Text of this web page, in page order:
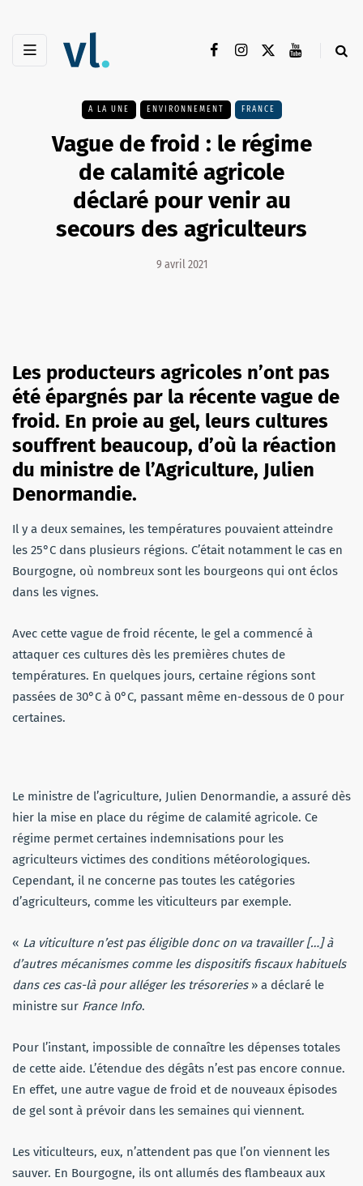
A LA UNE ENVIRONNEMENT FRANCE
Vague de froid : le régime
de calamité agricole
déclaré pour venir au
secours des agriculteurs
9 avril 2021
Les producteurs agricoles n’ont pas
été épargnés par la récente vague de
froid. En proie au gel, leurs cultures
souffrent beaucoup, d’où la réaction
du ministre de l’Agriculture, Julien
Denormandie.
Il y a deux semaines, les températures pouvaient atteindre
les 25°C dans plusieurs régions. C’était notamment le cas en
Bourgogne, où nombreux sont les bourgeons qui ont éclos
dans les vignes.
Avec cette vague de froid récente, le gel a commencé à
attaquer ces cultures dès les premières chutes de
températures. En quelques jours, certaine régions sont
passées de 30°C à 0°C, passant même en-dessous de 0 pour
certaines.
Le ministre de l’agriculture, Julien Denormandie, a assuré dès
hier la mise en place du régime de calamité agricole. Ce
régime permet certaines indemnisations pour les
agriculteurs victimes des conditions météorologiques.
Cependant, il ne concerne pas toutes les catégories
d’agriculteurs, comme les viticulteurs par exemple.
« La viticulture n’est pas éligible donc on va travailler[…]à
d’autres mécanismes comme les dispositifs fiscaux habituels
dans ces cas-là pour alléger les trésoreries» a déclaré le
ministre sur France Info.
Pour l’instant, impossible de connaître les dépenses totales
de cette aide. L’étendue des dégâts n’est pas encore connue.
En effet, une autre vague de froid et de nouveaux épisodes
de gel sont à prévoir dans les semaines qui viennent.
Les viticulteurs, eux, n’attendent pas que l’on viennent les
sauver. En Bourgogne, ils ont allumés des flambeaux aux